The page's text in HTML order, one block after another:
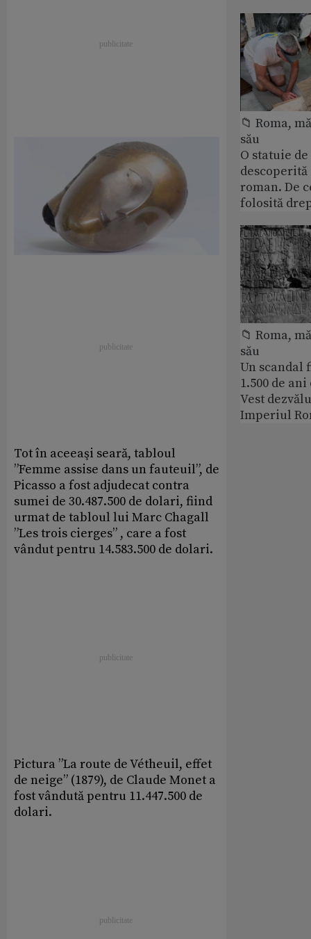
Tot în aceeaşi seară, tabloul
”Femme assise dans un fauteuil”, de
Picasso a fost adjudecat contra
sumei de 30.487.500 de dolari, fiind
urmat de tabloul lui Marc Chagall
”Les trois cierges” , care a fost
vândut pentru 14.583.500 de dolari.
Pictura ”La route de Vétheuil, effet
de neige” (1879), de Claude Monet a
fost vândută pentru 11.447.500 de
dolari.
📁 Roma,
său
O statuie
roman. De
folosită
📁 Roma,
său
Un scandal
1.500 de
Vest
Imperiul